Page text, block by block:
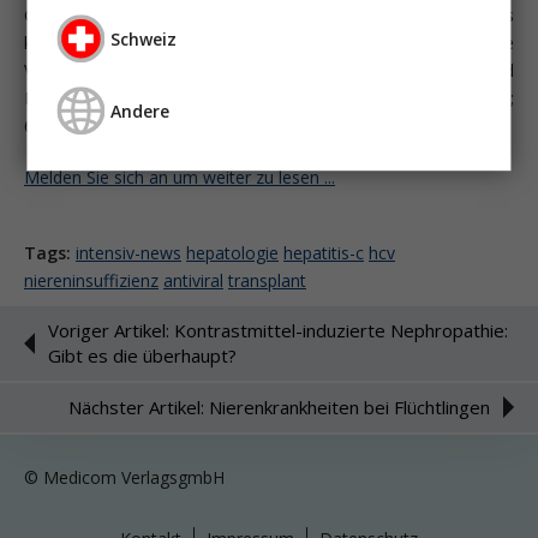
Gastroenterol 2014; 20:7544) assoziiert. Darüber hinaus
konnte eine von metabolischen Faktoren unabhängige
Verbindung zwischen einer Hepatitis C-Virus-Infektion und
Proteinurie gezeigt werden (Fabrizi F; Am J Kidney Dis 2013;
61:623).
Melden Sie sich an um weiter zu lesen ...
Tags: intensiv-news hepatologie hepatitis-c hcv
niereninsuffizienz antiviral transplant
Voriger Artikel: Kontrastmittel-induzierte Nephropathie:
Gibt es die überhaupt?
Nächster Artikel: Nierenkrankheiten bei Flüchtlingen
© Medicom VerlagsgmbH
Schweiz
Andere